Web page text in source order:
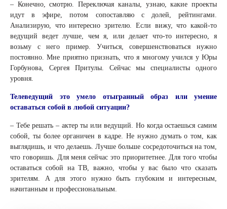
– Конечно, смотрю. Переключая каналы, узнаю, какие проекты
идут в эфире, потом сопоставляю с долей, рейтингами.
Анализирую, что интересно зрителю. Если вижу, что какой-то
ведущий ведет лучше, чем я, или делает что-то интересно, я
возьму с него пример. Учиться, совершенствоваться нужно
постоянно. Мне приятно признать, что я многому учился у Юры
Горбунова, Сергея Притулы. Сейчас мы специалисты одного
уровня.
Телеведущий это умело отыгранный образ или умение
оставаться собой в любой ситуации?
– Тебе решать – актер ты или ведущий. Но когда остаешься самим
собой, ты более органичен в кадре. Не нужно думать о том, как
выглядишь, и что делаешь. Лучше больше сосредоточиться на том,
что говоришь. Для меня сейчас это приоритетнее. Для того чтобы
оставаться собой на ТВ, важно, чтобы у вас было что сказать
зрителям. А для этого нужно быть глубоким и интересным,
начитанным и профессиональным.